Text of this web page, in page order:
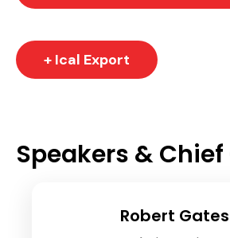
+ Ical Export
Speakers &
Robert Gates